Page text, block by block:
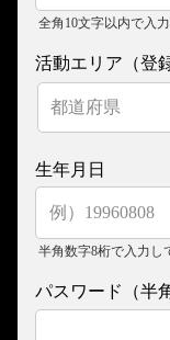
全角10文字以内で入
活動エリア（登
生年月日
半角数字8桁で入力し
パスワード（半